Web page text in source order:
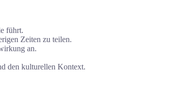
führt.
Zeiten zu teilen.
an.
den kulturellen Kontext.